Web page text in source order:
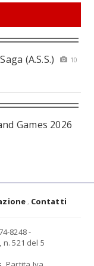
(A.S.S.)
10
Games 2026
Contatti
8248 -
521 del 5